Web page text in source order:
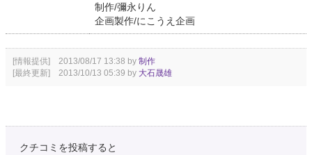
制作/彌永りん
企画製作/にこうえ企画
[情報提供] 2013/08/17 13:38 by 制作
[最終更新] 2013/10/13 05:39 by 大石晟雄
クチコミを投稿すると